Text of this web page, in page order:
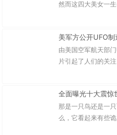
然而这四大美女一
美军方公开UFO制
由美国空军航天部
片引起了人们的关
全面曝光十大震惊
那是一只鸟还是一
么，它看起来有些